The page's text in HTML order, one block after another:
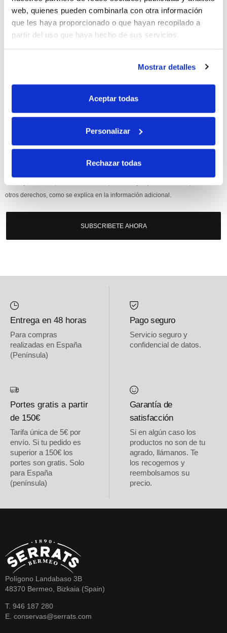
web, quienes pueden combinarla con otra información
que les haya proporcionado o que hayan recopilado a
partir del uso que haya hecho de sus servicios.
Mostrar detalles
Aceptar todas
Personalizar
Rechazar todas
con tu primera compra.
Apúntatea nuestra newsletter para recibir nuestrasofertasy
en tu primera compra.
Si, he leído y acepto la política de protección de datos.
Responsable: HIJOS DE JOSÉ SERRATS S.A. Finalidad: tratamientos con
mensajería online, derechos: Acceder, rectificar y suprimir los datos, así como
otros derechos, como se explica en la información adicional.
SUBSCRIBETE AHORA
Entrega en 48 horas
Para compras
realizadas en España
(Península)
Pago seguro
Servicio seguro y
confidencial de datos.
Portes gratis a partir
de 150€
Tarifa única de 5€ por
envío. Si tu pedido es
superior a 150€ los
portes son gratis. Solo
para España
(península)
Garantía de
satisfacción
Si en algún caso los
productos no son de tu
agrado, llámanos. Te
los recogemos y
reembolsamos su
precio.
Polígono Landabaso 3B
48370 Bermeo, Bizkaia (Spain)
T. 946 187 280
E. conservas@serrats.com